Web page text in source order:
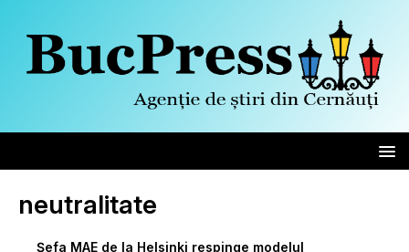
neutralitate
Şefa MAE de la Helsinki respinge modelul